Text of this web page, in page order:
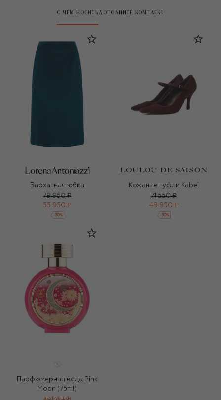
С ЧЕМ НОСИТЬ ДОПОЛНИТЕ КОМПЛЕКТ
Бархатная юбка
79 950 ₽
55 950 ₽
-30%
Кожаные туфли Kabel
71 550 ₽
49 950 ₽
-30%
Парфюмерная вода Pink
Moon (75ml)
BEST-SELLER